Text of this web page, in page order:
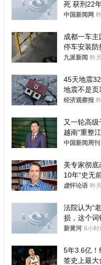
死 获刑22
中国新闻网
成都一车
停车安装防
建议装护栏
九派新闻 昨
45天地震
地震不是页
经济观察报
又一轮高级
越南“重整
中国新闻周刊
美专家彻底
10年“史无
真慌了
虚怀论语 昨
法院认为“
损，这个词
新黄河 8小时
5年3.6亿！
签史上最大